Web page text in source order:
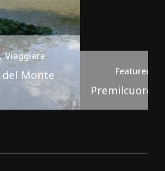
Nord Italia
le sue cascate spettacolari